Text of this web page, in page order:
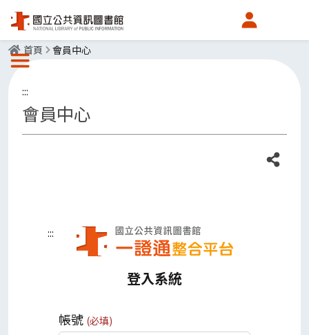
會員中心
選單按鈕
首頁 會員中心
:::
會員中心
分享
:::
登入系統
帳號 (必填)